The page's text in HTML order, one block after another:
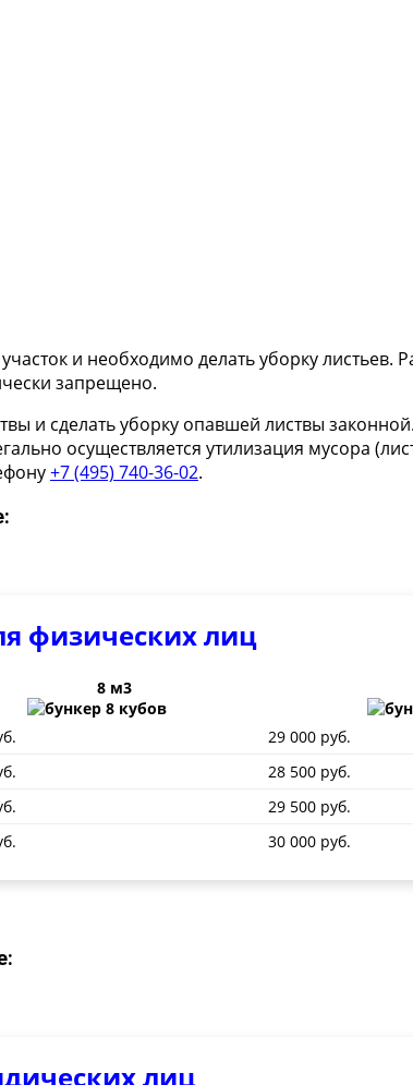
и необходимо делать уборку
запрещено.
и сделать уборку опавшей листвы
осуществляется утилизация мусора
+7 (495) 740-36-02.
физических лиц
8 м3
29 000 руб.
28 500 руб.
29 500 руб.
30 000 руб.
лиц